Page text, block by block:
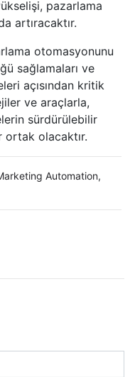
pazarlama
artıracaktır.
otomasyonunu
sağlamaları ve
açısından kritik
ve araçlarla,
sürdürülebilir
ortak olacaktır.
Automation,